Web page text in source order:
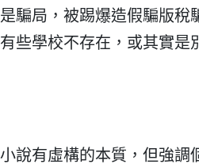
是騙局，被踢爆造假騙版稅
有些學校不存在，或其實是
小說有虛構的本質，但強調